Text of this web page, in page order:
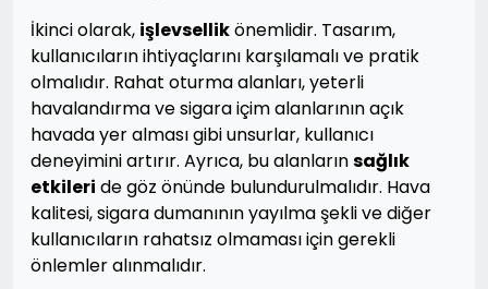
İkinci olarak, işlevsellikönemlidir. Tasarım,
kullanıcıların ihtiyaçlarını karşılamalı ve pratik
olmalıdır. Rahat oturma alanları, yeterli
havalandırma ve sigara içim alanlarının açık
havada yer alması gibi unsurlar, kullanıcı
deneyimini artırır. Ayrıca, bu alanlarınsağlık
etkileri de göz önünde bulundurulmalıdır. Hava
kalitesi, sigara dumanının yayılma şekli ve diğer
kullanıcıların rahatsız olmaması için gerekli
önlemler alınmalıdır.